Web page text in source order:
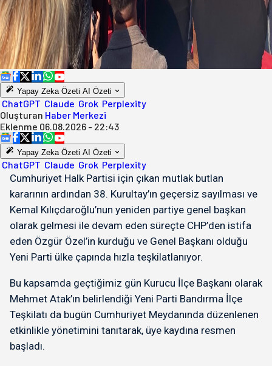
Yapay Zeka Özeti AI Özeti
ChatGPT Claude Grok Perplexity
Oluşturan Haber Merkezi
Eklenme 06.08.2026 - 22:43
Yapay Zeka Özeti AI Özeti
ChatGPT Claude Grok Perplexity
Cumhuriyet Halk Partisi için çıkan mutlak butlan
kararının ardından 38. Kurultay’ın geçersiz sayılması ve
Kemal Kılıçdaroğlu’nun yeniden partiye genel başkan
olarak gelmesi ile devam eden süreçte CHP’den istifa
eden Özgür Özel’in kurduğu ve Genel Başkanı olduğu
Yeni Parti ülke çapında hızla teşkilatlanıyor.
Bu kapsamda geçtiğimiz gün Kurucu İlçe Başkanı olarak
Mehmet Atak’ın belirlendiği Yeni Parti Bandırma İlçe
Teşkilatı da bugün Cumhuriyet Meydanında düzenlenen
etkinlikle yönetimini tanıtarak, üye kaydına resmen
başladı.